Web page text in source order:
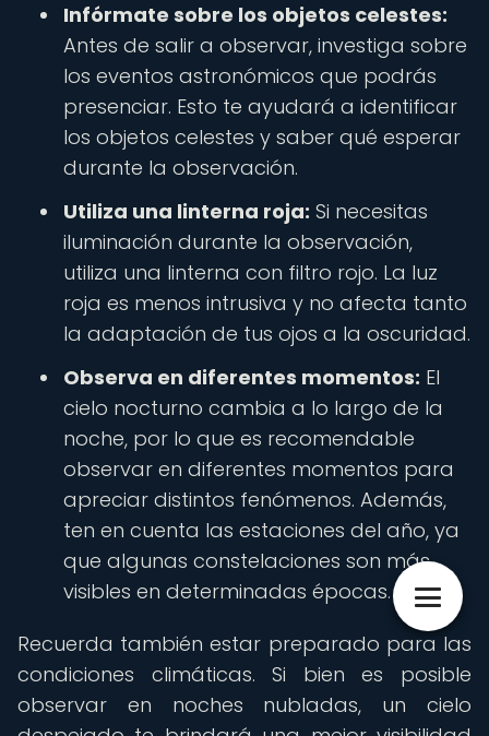
Infórmate sobre los objetos celestes:
Antes de salir a observar, investiga sobre
los eventos astronómicos que podrás
presenciar. Esto te ayudará a identificar
los objetos celestes y saber qué esperar
durante la observación.
Utiliza una linterna roja: Si necesitas
iluminación durante la observación,
utiliza una linterna con filtro rojo. La luz
roja es menos intrusiva y no afecta tanto
la adaptación de tus ojos a la oscuridad.
Observa en diferentes momentos: El
cielo nocturno cambia a lo largo de la
noche, por lo que es recomendable
observar en diferentes momentos para
apreciar distintos fenómenos. Además,
ten en cuenta las estaciones del año, ya
que algunas constelaciones son más
visibles en determinadas épocas.
Recuerda también estar preparado para las
condiciones climáticas. Si bien es posible
observar en noches nubladas, un cielo